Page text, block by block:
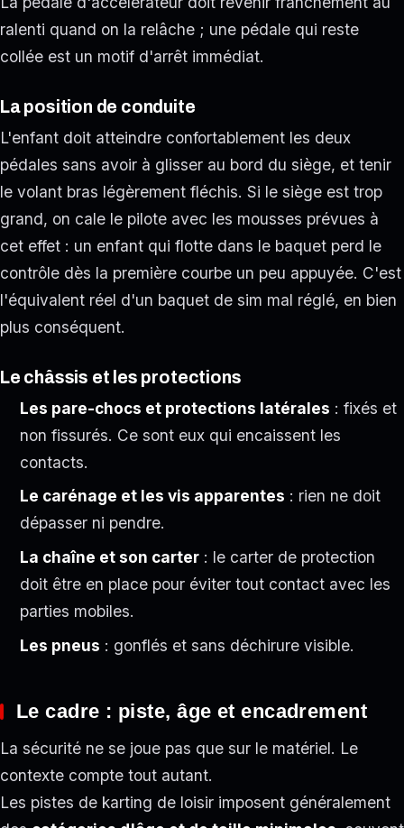
ralenti quand on la relâche ; une pédale qui reste
collée est un motif d'arrêt immédiat.
La position de conduite
L'enfant doit atteindre confortablement les deux
pédales sans avoir à glisser au bord du siège, et tenir
le volant bras légèrement fléchis. Si le siège est trop
grand, on cale le pilote avec les mousses prévues à
cet effet : un enfant qui flotte dans le baquet perd le
contrôle dès la première courbe un peu appuyée. C'est
l'équivalent réel d'un baquet de sim mal réglé, en bien
plus conséquent.
Le châssis et les protections
Les pare-chocs et protections latérales : fixés et
non fissurés. Ce sont eux qui encaissent les
contacts.
Le carénage et les vis apparentes : rien ne doit
dépasser ni pendre.
La chaîne et son carter : le carter de protection
doit être en place pour éviter tout contact avec les
parties mobiles.
Les pneus : gonflés et sans déchirure visible.
Le cadre : piste, âge et encadrement
La sécurité ne se joue pas que sur le matériel. Le
contexte compte tout autant.
Les pistes de karting de loisir imposent généralement